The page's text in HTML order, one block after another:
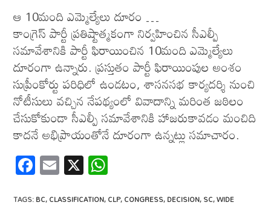
ఆ 10మంది ఎమ్మెల్యేలు దూరం …
కాంగ్రెస్ పార్టీ ప్రతిష్టాత్మకంగా నిర్వహించిన‌ సీఎల్పీ
సమావేశానికి పార్టీ ఫిరాయించిన 10మంది ఎమ్మెల్యేలు
దూరంగా ఉన్నారు. ప్రస్తుతం పార్టీ ఫిరాయింపుల అంశం
సుప్రీంకోర్టు పరిధిలో ఉండటం, శాసనసభ కార్యదర్శి నుంచి
నోటీసులు వచ్చిన నేపథ్యంలో వివాదాన్ని మరింత జఠిలం
చేసుకోకుండా సీఎల్పీ సమావేశానికి హాజరుకావడం మంచిది
కాదనే అభిప్రాయంతోనే దూరంగా ఉన్న‌ట్లు స‌మాచారం.
F
ac
E
m
X
TAGS:BC,CLASSIFICATION,CLP,CONGRESS,DECISION,SC,WIDE